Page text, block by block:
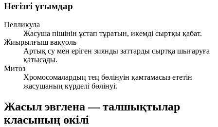
Негізгі ұғымдар
Пелликула
Жасуша пішінін ұстап тұратын, икемді сыртқы қабат.
Жиырылғыш вакуоль
Артық су мен еріген зиянды заттарды сыртқа шығаруға
қатысады.
Митоз
Хромосомалардың тең бөлінуін қамтамасыз ететін
жасушаның күрделі бөлінуі.
Жасыл эвглена — талшықтылар
класының өкілі